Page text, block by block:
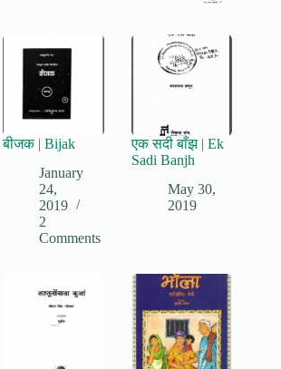
बीजक | Bijak
January
24,
2019
2
Comments
एक सदी बाँझ | Ek
Sadi Banjh
May 30,
2019